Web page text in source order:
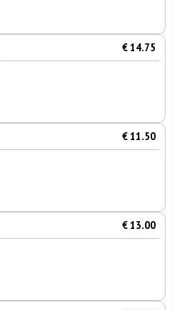
€ 14.75
€ 11.50
€ 13.00